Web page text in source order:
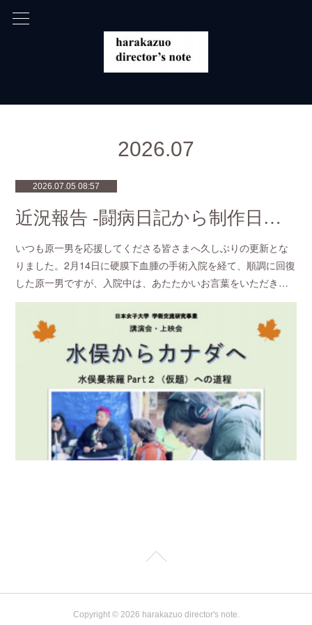
2026.07
2026.07.05 08:57
近況報告 -闘病日記から制作日記へ-
いつも原一男を応援してくださる皆さまへ久しぶりの更新とな
りました。2月14日に硬膜下血腫の手術入院を経て、順調に回復
した原一男ですが、入院中は、あたたかいお言葉をいただき…
Copyright © 2026 harakazuo director's note.